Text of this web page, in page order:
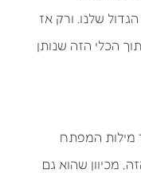
שלנו. ורק אז
25 כלים שבתוך הכלי הזה שנותן
מילות המפתח
מכיוון שהוא גם